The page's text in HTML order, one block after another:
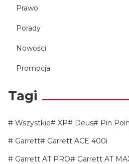
Prawo
Porady
Nowości
Promocja
Tagi
Wszystkie XP Deus
Pin
Garrett
Garrett ACE 400i
Garrett AT PRO
Garrett AT